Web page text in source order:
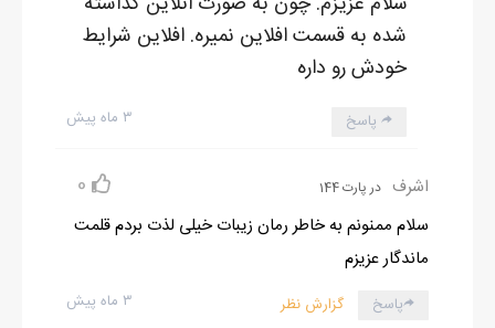
شده به قسمت افلاین نمیره. افلاین شرایط
خودش رو داره
۳ ماه پیش پاسخ
اشرف در پارت 144 0
سلام ممنونم به خاطر رمان زیبات خیلی لذت بردم قلمت
ماندگار عزیزم
۳ ماه پیش پاسخ گزارش نظر